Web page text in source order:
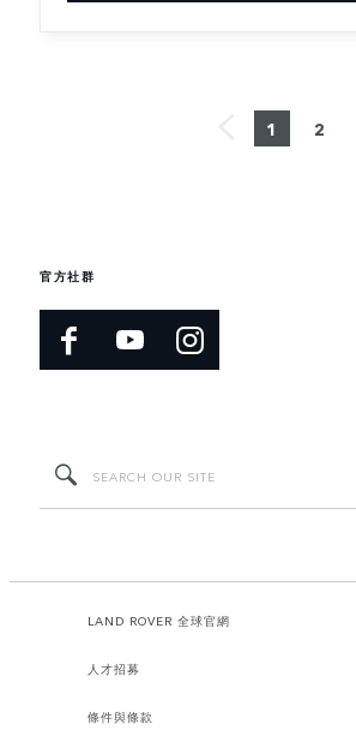
1 2
官方社群
LAND ROVER 全球官網
人才招募
條件與條款